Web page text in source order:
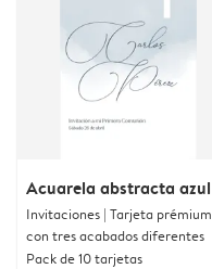
Acuarela abstracta azul
Invitaciones | Tarjeta prémium
con tres acabados diferentes
Pack de 10 tarjetas